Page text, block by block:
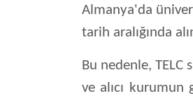
Almanya'da
tarih aralığında
Bu nedenle, TELC
ve alıcı